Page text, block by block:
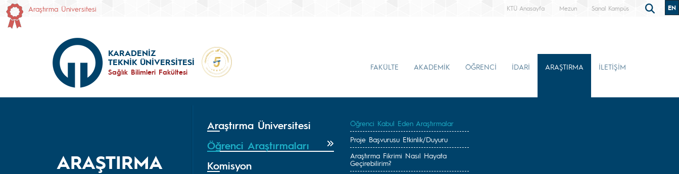
Araştırma Üniversitesi KTÜ Anasayfa Mezun Sanal Kampüs EN
KARADENİZ
TEKNİK ÜNİVERSİTESİ
Sağlık Bilimleri Fakültesi
FAKÜLTE AKADEMİK ÖĞRENCİ İDARİ ARAŞTIRMA İLETİŞİM
ARAŞTIRMA
Araştırma Üniversitesi
Öğrenci Araştırmaları
Komisyon
Öğrenci Kabul Eden Araştırmalar
Proje Başvurusu Etkinlik/Duyuru
Araştırma Fikrimi Nasıl Hayata
Geçirebilirim?